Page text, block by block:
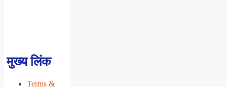
मुख्य लिंक
Terms &